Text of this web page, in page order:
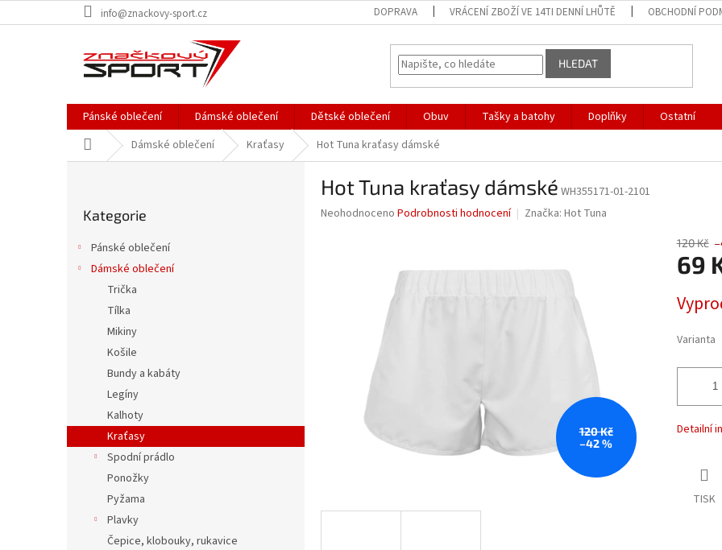
na
info@znackovy-sport.cz DOPRAVA VRÁCENÍ ZBOŽÍ VE 14TI DENNÍ LHŮTĚ OBCHODNÍ
HLEDAT
Pánské oblečení Dámské oblečení Dětské oblečení Obuv Tašky a batohy Doplňky
Ostatní
Domů Dámské oblečení Kraťasy Hot Tuna kraťasy dámské
kategorie
Kategorie
Pánské oblečení
Dámské oblečení
Trička
Tílka
Mikiny
Košile
Bundy a kabáty
Legíny
Kalhoty
Kraťasy
Spodní prádlo
Ponožky
Pyžama
Plavky
Čepice, klobouky, rukavice
Hot Tuna kraťasy dámské WH355171-01-2101
Průměrné
Neohodnoceno Podrobnosti hodnocení Značka: Hot Tuna
120 Kč
–42 %
120 Kč
69
cena:
Varianta
Detailní
TISK